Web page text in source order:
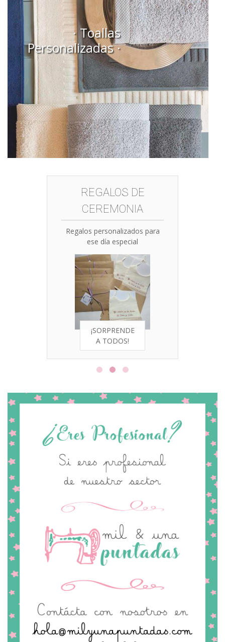
· Toallas
Personalizadas ·
REGALOS DE
CEREMONIA
Regalos personalizados para
ese día especial
¡SORPRENDE
A TODOS!